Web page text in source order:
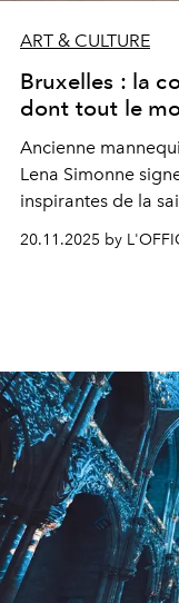
ART & CULTURE
Bruxelles : la
dont tout le
Ancienne
Lena Simonne
inspirantes de la
du concept store
20.11.2025 by